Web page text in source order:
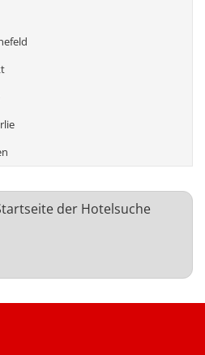
der Hotelsuche